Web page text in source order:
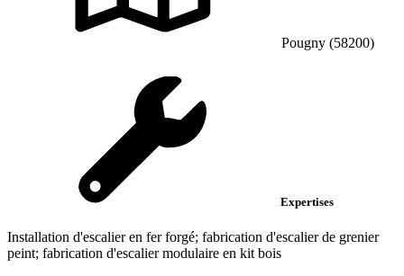
Pougny (58200)
Expertises
Installation d'escalier en fer forgé; fabrication d'escalier de grenier
peint; fabrication d'escalier modulaire en kit bois